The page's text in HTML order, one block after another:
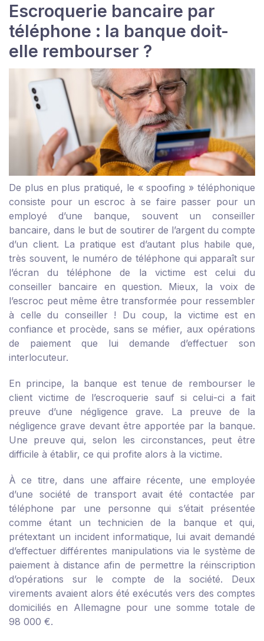
Escroquerie bancaire par
téléphone : la banque doit-
elle rembourser ?
De plus en plus pratiqué, le « spoofing » téléphonique
consiste pour un escroc à se faire passer pour un
employé d’une banque, souvent un conseiller
bancaire, dans le but de soutirer de l’argent du compte
d’un client. La pratique est d’autant plus habile que,
très souvent, le numéro de téléphone qui apparaît sur
l’écran du téléphone de la victime est celui du
conseiller bancaire en question. Mieux, la voix de
l’escroc peut même être transformée pour ressembler
à celle du conseiller ! Du coup, la victime est en
confiance et procède, sans se méfier, aux opérations
de paiement que lui demande d’effectuer son
interlocuteur.
En principe, la banque est tenue de rembourser le
client victime de l’escroquerie sauf si celui-ci a fait
preuve d’une négligence grave. La preuve de la
négligence grave devant être apportée par la banque.
Une preuve qui, selon les circonstances, peut être
difficile à établir, ce qui profite alors à la victime.
À ce titre, dans une affaire récente, une employée
d’une société de transport avait été contactée par
téléphone par une personne qui s’était présentée
comme étant un technicien de la banque et qui,
prétextant un incident informatique, lui avait demandé
d’effectuer différentes manipulations via le système de
paiement à distance afin de permettre la réinscription
d’opérations sur le compte de la société. Deux
virements avaient alors été exécutés vers des comptes
domiciliés en Allemagne pour une somme totale de
98 000 €.